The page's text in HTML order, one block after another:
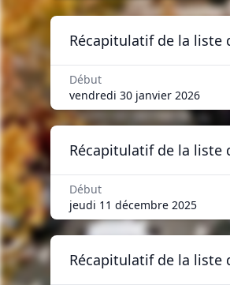
Récapitulatif de la liste
Début
vendredi 30 janvier 2026
Récapitulatif de la liste
Début
jeudi 11 décembre 2025
Récapitulatif de la liste